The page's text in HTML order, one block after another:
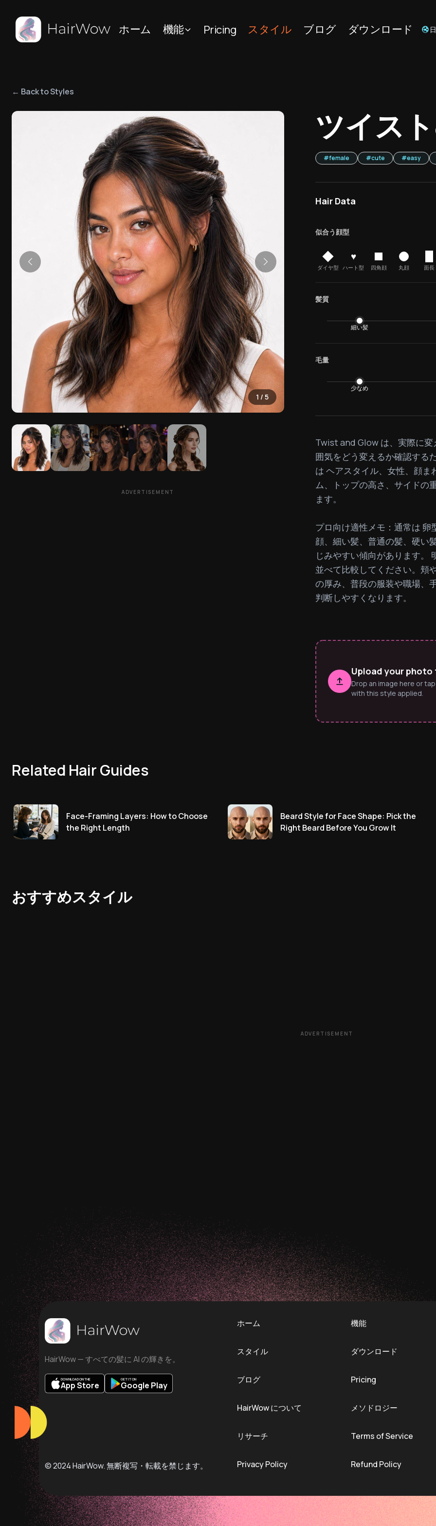
ホーム 機能 Pricing スタイル ブログ ダウンロード
← Back to Styles
1 / 5
ADVERTISEMENT
ツイス
#female #cute #easy
Hair Data
似合う顔型
ダイヤ型
♥
ハート型 四角顔 丸顔 面長
髪質
細い髪
毛量
少なめ
Twist and Glow は、実際に
囲気をどう変えるか確認する
は ヘアスタイル、女性、顔
ム、トップの高さ、サイドの
ます。
プロ向け適性メモ：通常は 卵
顔、細い髪、普通の髪、硬い
じみやすい傾向があります。
並べて比較してください。頬
の厚み、普段の服装や職場、
判断しやすくなります。
Upload your photo
Drop an image here or
with this style applied.
Related Hair Guides
Face-Framing Layers: How to Choose
the Right Length
Beard Style for Face Shape: Pick the
Right Beard Before You Grow It
おすすめスタイル
ADVERTISEMENT
HairWow — すべての髪に AI の輝きを。
DOWNLOAD ON THE
App Store
GET IT ON
Google Play
ホーム 機能
スタイル ダウンロード
ブログ Pricing
HairWow について メソドロジー
リサーチ Terms of Service
Privacy Policy Refund Policy
© 2024 HairWow. 無断複写・転載を禁じます。